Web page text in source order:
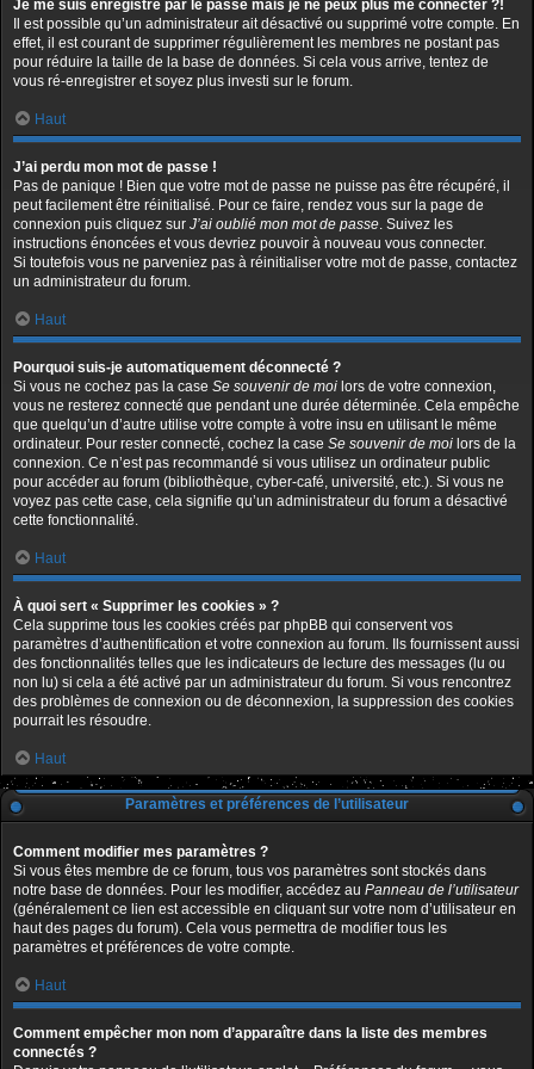
Je me suis enregistré par le passé mais je ne peux plus me connecter ?!
Il est possible qu’un administrateur ait désactivé ou supprimé votre compte. En
effet, il est courant de supprimer régulièrement les membres ne postant pas
pour réduire la taille de la base de données. Si cela vous arrive, tentez de
vous ré-enregistrer et soyez plus investi sur le forum.
Haut
J’ai perdu mon mot de passe !
Pas de panique ! Bien que votre mot de passe ne puisse pas être récupéré, il
peut facilement être réinitialisé. Pour ce faire, rendez vous sur la page de
connexion puis cliquez sur J’ai oublié mon mot de passe. Suivez les
instructions énoncées et vous devriez pouvoir à nouveau vous connecter.
Si toutefois vous ne parveniez pas à réinitialiser votre mot de passe, contactez
un administrateur du forum.
Haut
Pourquoi suis-je automatiquement déconnecté ?
Si vous ne cochez pas la case Se souvenir de moi lors de votre connexion,
vous ne resterez connecté que pendant une durée déterminée. Cela empêche
que quelqu’un d’autre utilise votre compte à votre insu en utilisant le même
ordinateur. Pour rester connecté, cochez la case Se souvenir de moi lors de la
connexion. Ce n’est pas recommandé si vous utilisez un ordinateur public
pour accéder au forum (bibliothèque, cyber-café, université, etc.). Si vous ne
voyez pas cette case, cela signifie qu’un administrateur du forum a désactivé
cette fonctionnalité.
Haut
À quoi sert « Supprimer les cookies » ?
Cela supprime tous les cookies créés par phpBB qui conservent vos
paramètres d’authentification et votre connexion au forum. Ils fournissent aussi
des fonctionnalités telles que les indicateurs de lecture des messages (lu ou
non lu) si cela a été activé par un administrateur du forum. Si vous rencontrez
des problèmes de connexion ou de déconnexion, la suppression des cookies
pourrait les résoudre.
Haut
Paramètres et préférences de l’utilisateur
Comment modifier mes paramètres ?
Si vous êtes membre de ce forum, tous vos paramètres sont stockés dans
notre base de données. Pour les modifier, accédez au Panneau de l’utilisateur
(généralement ce lien est accessible en cliquant sur votre nom d’utilisateur en
haut des pages du forum). Cela vous permettra de modifier tous les
paramètres et préférences de votre compte.
Haut
Comment empêcher mon nom d’apparaître dans la liste des membres
connectés ?